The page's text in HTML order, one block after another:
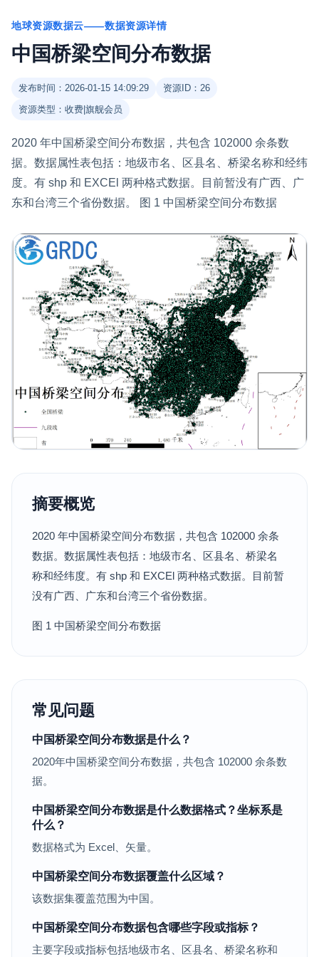
地球资源数据云——数据资源详情
中国桥梁空间分布数据
发布时间：2026-01-15 14:09:29
资源ID：26
资源类型：收费|旗舰会员
2020 年中国桥梁空间分布数据，共包含 102000 余条数
据。数据属性表包括：地级市名、区县名、桥梁名称和经纬
度。有 shp 和 EXCEl 两种格式数据。目前暂没有广西、广
东和台湾三个省份数据。 图 1 中国桥梁空间分布数据
摘要概览
2020 年中国桥梁空间分布数据，共包含 102000 余条
数据。数据属性表包括：地级市名、区县名、桥梁名
称和经纬度。有 shp 和 EXCEl 两种格式数据。目前暂
没有广西、广东和台湾三个省份数据。
图 1 中国桥梁空间分布数据
常见问题
中国桥梁空间分布数据是什么？
2020年中国桥梁空间分布数据，共包含 102000 余条数
据。
中国桥梁空间分布数据是什么数据格式？坐标系是
什么？
数据格式为 Excel、矢量。
中国桥梁空间分布数据覆盖什么区域？
该数据集覆盖范围为中国。
中国桥梁空间分布数据包含哪些字段或指标？
主要字段或指标包括地级市名、区县名、桥梁名称和